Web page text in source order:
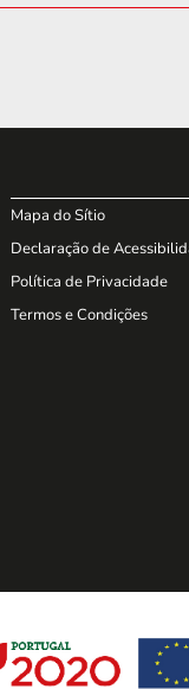
Mapa do Sítio
Declaração de
Política de Privacidade
Termos e Condições